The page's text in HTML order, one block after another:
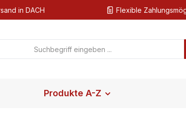
in DACH Flexible
Produkte A-Z